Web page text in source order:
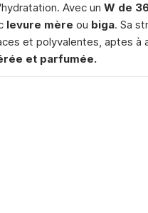
Avec un W de
levure mère ou biga. Sa
et polyvalentes, aptes à
et parfumée.